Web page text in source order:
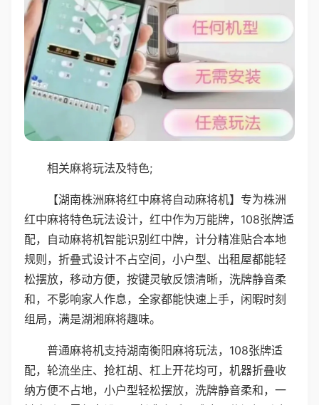
相关麻将玩法及特色;
【湖南株洲麻将红中麻将自动麻将机】专为株洲
红中麻将特色玩法设计，红中作为万能牌，108张牌适
配，自动麻将机智能识别红中牌，计分精准贴合本地
规则，折叠式设计不占空间，小户型、出租屋都能轻
松摆放，移动方便，按键灵敏反馈清晰，洗牌静音柔
和，不影响家人作息，全家都能快速上手，闲暇时刻
组局，满是湖湘麻将趣味。
普通麻将机支持湖南衡阳麻将玩法，108张牌适
配，轮流坐庄、抢杠胡、杠上开花均可，机器折叠收
纳方便不占地，小户型轻松摆放，洗牌静音柔和，一